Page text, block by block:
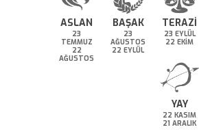
ASLAN
23
TEMMUZ
22
AĞUSTOS
BAŞAK
23
AĞUSTOS
22 EYLÜL
TERAZİ
23 EYLÜL
22 EKİM
YAY
22 KASIM
21 ARALIK